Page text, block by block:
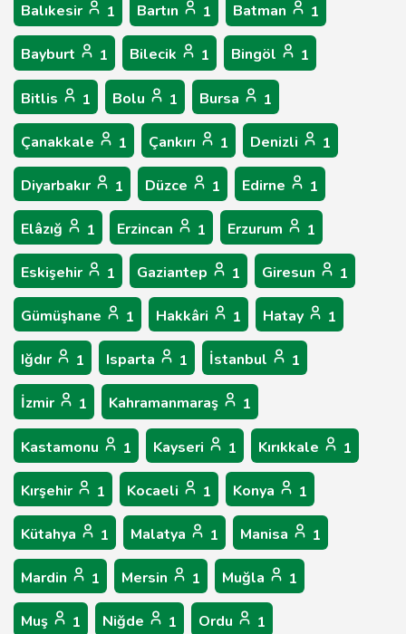
Balıkesir 1 Bartın 1 Batman 1
Bayburt 1 Bilecik 1 Bingöl 1
Bitlis 1 Bolu 1 Bursa 1
Çanakkale 1 Çankırı 1 Denizli 1
Diyarbakır 1 Düzce 1 Edirne 1
Elâzığ 1 Erzincan 1 Erzurum 1
Eskişehir 1 Gaziantep 1 Giresun 1
Gümüşhane 1 Hakkâri 1 Hatay 1
Iğdır 1 Isparta 1 İstanbul 1
İzmir 1 Kahramanmaraş 1
Kastamonu 1 Kayseri 1 Kırıkkale 1
Kırşehir 1 Kocaeli 1 Konya 1
Kütahya 1 Malatya 1 Manisa 1
Mardin 1 Mersin 1 Muğla 1
Muş 1 Niğde 1 Ordu 1